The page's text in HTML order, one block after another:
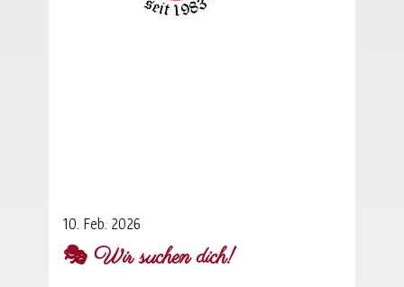
10. Feb. 2026
🎭 Wir suchen dich!